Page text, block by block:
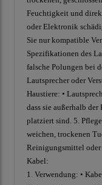
Feuchtigkeit und
oder Elektronik
Sie nur kompatible
Spezifikationen des
falsche Polungen bei
Lautsprecher oder
Haustiere: •
dass sie außerhalb
platziert sind. 5.
weichen, trockenen
Reinigungsmittel oder
Kabel:
1. Verwendung: •